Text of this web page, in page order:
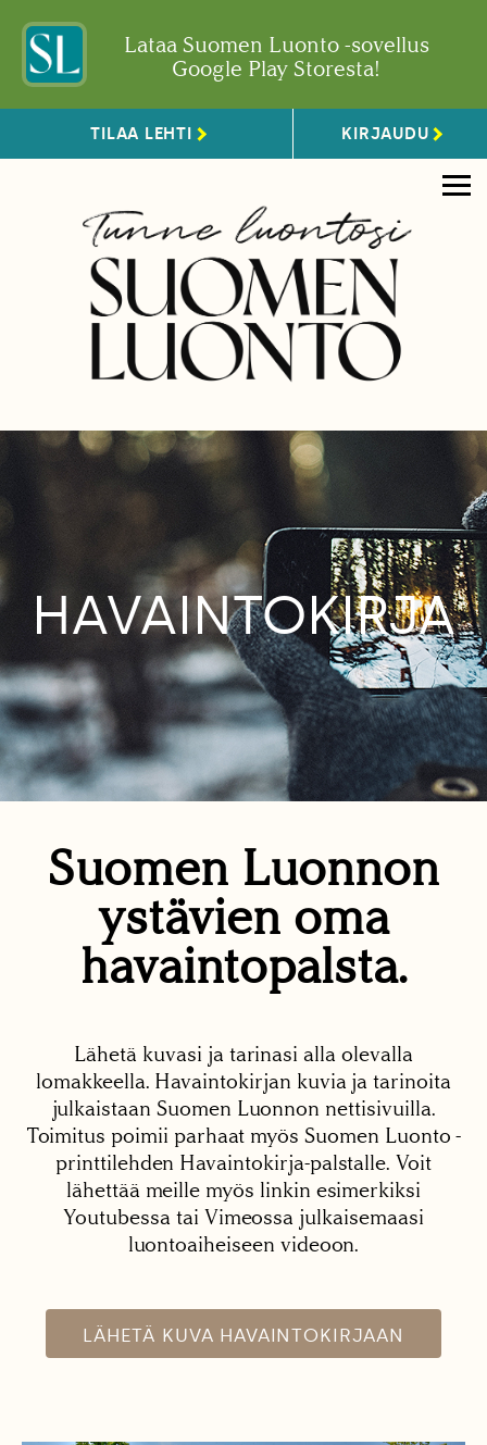
Lataa Suomen Luonto -sovellus
Google Play Storesta!
TILAA LEHTI KIRJAUDU
HAVAINTOKIRJA
Suomen Luonnon
ystävien oma
havaintopalsta.
Lähetä kuvasi ja tarinasi alla olevalla
lomakkeella. Havaintokirjan kuvia ja tarinoita
julkaistaan Suomen Luonnon nettisivuilla.
Toimitus poimii parhaat myös Suomen Luonto -
printtilehden Havaintokirja-palstalle. Voit
lähettää meille myös linkin esimerkiksi
Youtubessa tai Vimeossa julkaisemaasi
luontoaiheiseen videoon.
LÄHETÄ KUVA HAVAINTOKIRJAAN